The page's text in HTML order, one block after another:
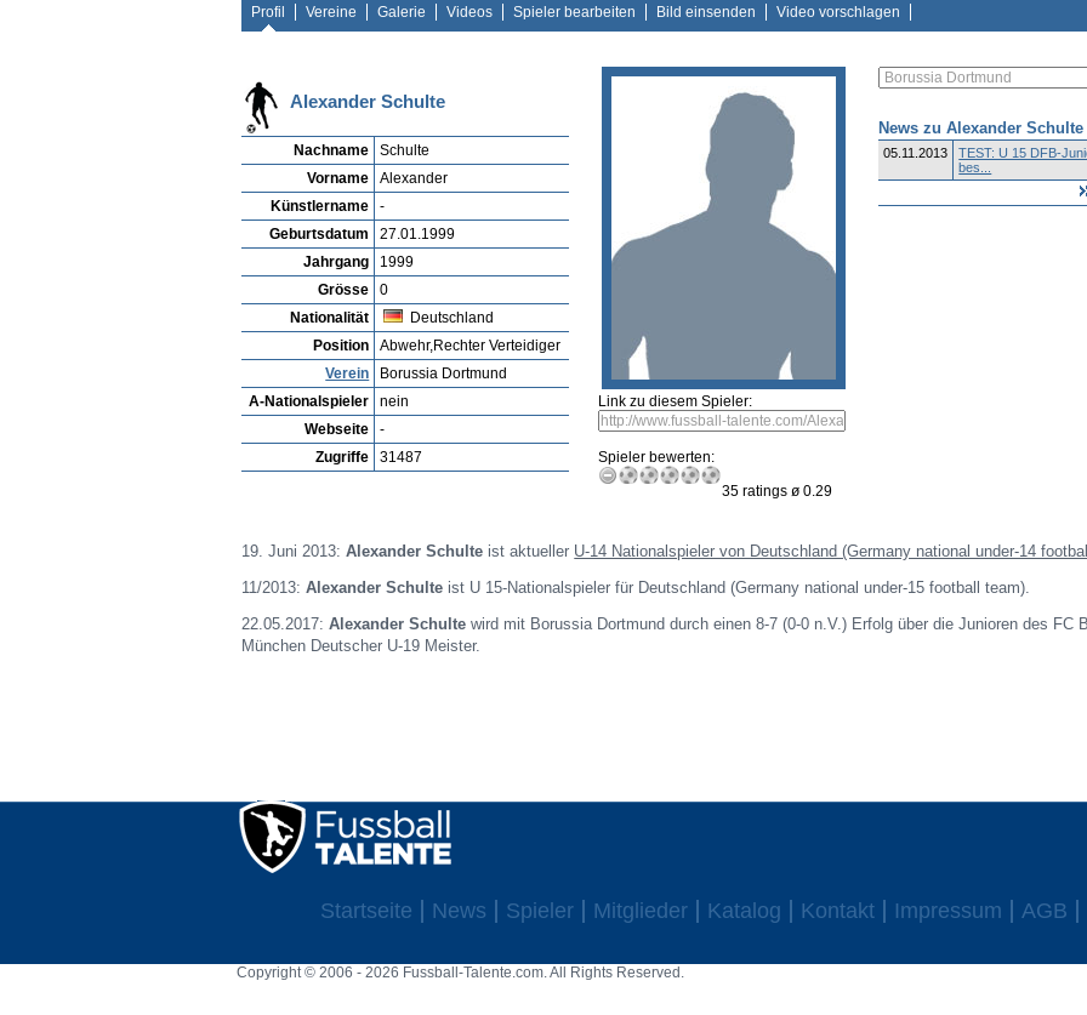
Profil Vereine Galerie Videos Spieler bearbeiten Bild einsenden Video vorschlagen
Alexander Schulte
Nachname
Schulte
Vorname
Alexander
Künstlername
-
Geburtsdatum
27.01.1999
Jahrgang
1999
Grösse
0
Nationalität
Deutschland
Position
Abwehr,Rechter Verteidiger
Verein
Borussia Dortmund
A-Nationalspieler
nein
Webseite
-
Zugriffe
31487
Link zu diesem Spieler:
Spieler bewerten:
35 ratings ø 0.29
News zu Alexander Schulte
05.11.2013
TEST: U 15 DFB-
bes...
19. Juni 2013:Alexander Schulte ist aktueller U-14 Nationalspieler von Deutschland (Germany national under-14
11/2013:Alexander Schulte ist U 15-Nationalspieler für Deutschland (Germany national under-15 football team).
22.05.2017:Alexander Schulte wird mit Borussia Dortmund durch einen 8-7 (0-0 n.V.) Erfolg über die Junioren des FC
München Deutscher U-19 Meister.
Startseite News Spieler Mitglieder Katalog Kontakt Impressum AGB
Copyright © 2006 - 2026 Fussball-Talente.com. All Rights Reserved.